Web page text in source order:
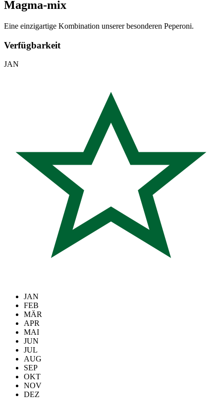
Magma-mix
Eine einzigartige Kombination unserer besonderen Peperoni.
Verfügbarkeit
JAN
JAN
FEB
MÄR
APR
MAI
JUN
JUL
AUG
SEP
OKT
NOV
DEZ